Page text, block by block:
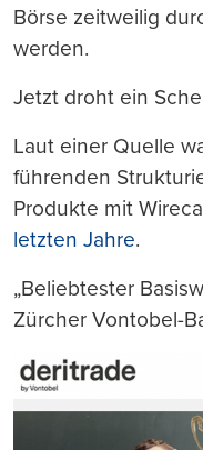
Börse zeitweilig
werden.
Jetzt droht ein
Laut einer Quelle
führenden
Produkte mit
letzten Jahre.
„Beliebtester
Zürcher Vontobel-